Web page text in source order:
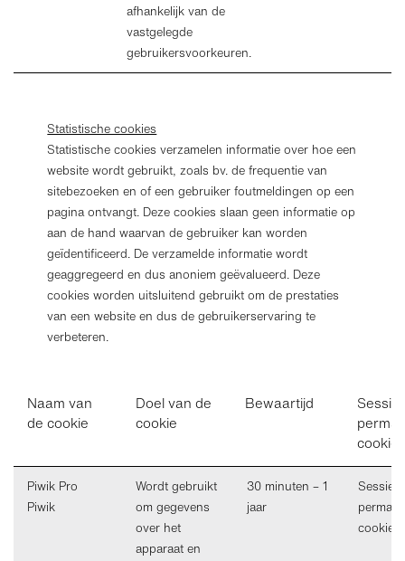
afhankelijk van de
vastgelegde
gebruikersvoorkeuren.
Statistische cookies
Statistische cookies verzamelen informatie over hoe een
website wordt gebruikt, zoals bv. de frequentie van
sitebezoeken en of een gebruiker foutmeldingen op een
pagina ontvangt. Deze cookies slaan geen informatie op
aan de hand waarvan de gebruiker kan worden
geïdentificeerd. De verzamelde informatie wordt
geaggregeerd en dus anoniem geëvalueerd. Deze
cookies worden uitsluitend gebruikt om de prestaties
van een website en dus de gebruikerservaring te
verbeteren.
Naam van
de cookie
Doel van de
cookie
Bewaartijd
Sessie
cookie
Piwik Pro
Piwik
Wordt gebruikt
om gegevens
over het
apparaat en
30 minuten – 1
jaar
Sessie
cookie